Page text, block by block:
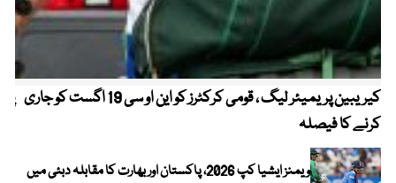
کیریبین پریمیئر لیگ ، قومی کرکٹرز کو این او سی 19 اگست کو جاری
کرنے کا فیصلہ
ویمنز ایشیا کپ 2026، پاکستان اور بھارت کا مقابلہ دبئی میں